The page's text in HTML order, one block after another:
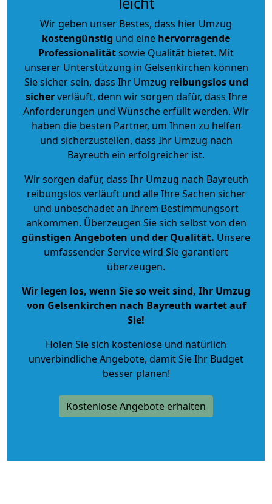
Wir geben unser Bestes, dass hier Umzug
kostengünstig und eine hervorragende
Professionalitätsowie Qualität bietet. Mit
unserer Unterstützung in Gelsenkirchen können
Sie sicher sein, dass Ihr Umzug reibungslos und
sicherverläuft, denn wir sorgen dafür, dass Ihre
Anforderungen und Wünsche erfüllt werden. Wir
haben die besten Partner, um Ihnen zu helfen
und sicherzustellen, dass Ihr Umzug nach
Bayreuth ein erfolgreicher ist.
Wir sorgen dafür, dass Ihr Umzug nach Bayreuth
reibungslos verläuft und alle Ihre Sachen sicher
und unbeschadet an Ihrem Bestimmungsort
ankommen. Überzeugen Sie sich selbst von den
günstigen Angeboten und der Qualität. Unsere
umfassender Service wird Sie garantiert
überzeugen.
Wir legen los, wenn Sie so weit sind, Ihr Umzug
von Gelsenkirchen nach Bayreuth wartet auf
Sie!
Holen Sie sich kostenlose und natürlich
unverbindliche Angebote, damit Sie Ihr Budget
besser planen!
Kostenlose Angebote erhalten